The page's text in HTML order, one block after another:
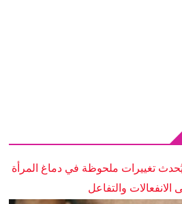
تغييرات ملحوظة في دماغ المرأة
الانفعالات والتفاعل